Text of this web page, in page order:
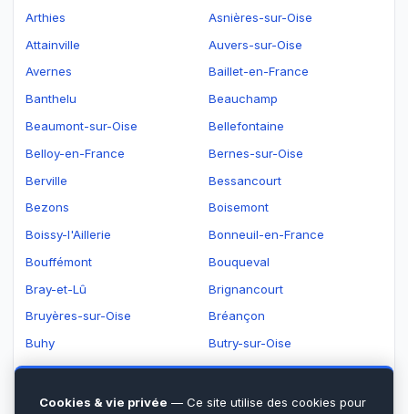
Arthies
Asnières-sur-Oise
Attainville
Auvers-sur-Oise
Avernes
Baillet-en-France
Banthelu
Beauchamp
Beaumont-sur-Oise
Bellefontaine
Belloy-en-France
Bernes-sur-Oise
Berville
Bessancourt
Bezons
Boisemont
Boissy-l'Aillerie
Bonneuil-en-France
Bouffémont
Bouqueval
Bray-et-Lû
Brignancourt
Bruyères-sur-Oise
Bréançon
Buhy
Butry-sur-Oise
Béthemont-la-Forêt
Cergy
Champagne-sur-Oise
Charmont
Cookies & vie privée — Ce site utilise des cookies pour